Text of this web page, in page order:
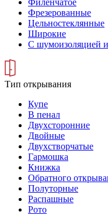
Филенчатое
Фрезерованные
Цельностеклянные
Широкие
С шумоизоляцией и
Тип открывания
Купе
В пенал
Двухсторонние
Двойные
Двухстворчатые
Гармошка
Книжка
Обратного
Полуторные
Распашные
Рото